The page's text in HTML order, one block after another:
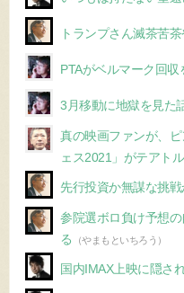
トランプさん滅茶苦
PTAがベルマーク回
3月移動に地獄を見た
真の映画ファンが、
ェス2021」がテアト
先行投資か無謀な挑
参院選ボロ負け予想
る
（やまもといちろう）
国内IMAX上映に隠さ